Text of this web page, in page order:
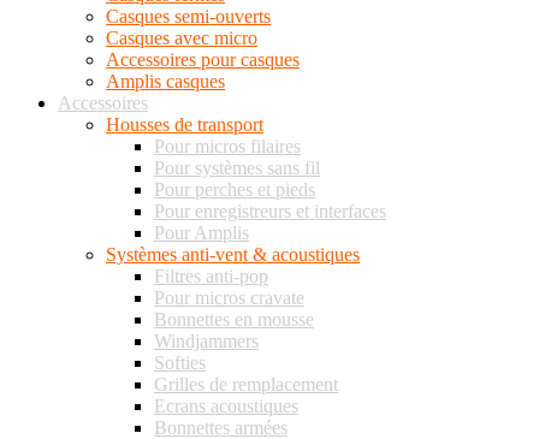
Casques semi-ouverts
Casques avec micro
Accessoires pour casques
Amplis casques
Accessoires
Housses de transport
Pour micros filaires
Pour systèmes sans fil
Pour perches et pieds
Pour enregistreurs et interfaces
Pour Amplis
Systèmes anti-vent & acoustiques
Filtres anti-pop
Pour micros cravate
Bonnettes en mousse
Windjammers
Softies
Grilles de remplacement
Ecrans acoustiques
Bonnettes armées